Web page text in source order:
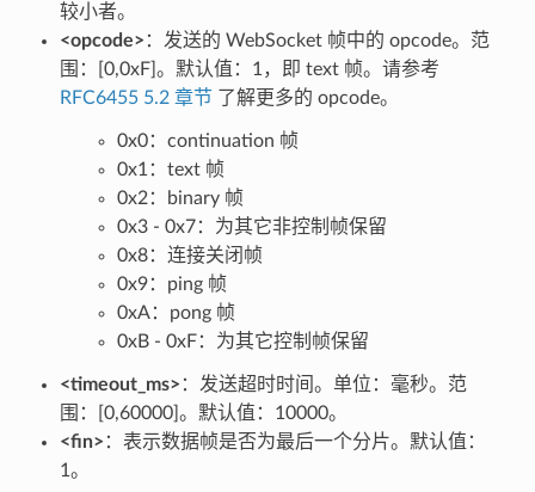
较小者。
<opcode> ：发送的 WebSocket 帧中的 opcode。范
围：[0,0xF]。默认值：1，即 text 帧。请参考
RFC6455 5.2 章节 了解更多的 opcode。
0x0：continuation 帧
0x1：text 帧
0x2：binary 帧
0x3 - 0x7：为其它非控制帧保留
0x8：连接关闭帧
0x9：ping 帧
0xA：pong 帧
0xB - 0xF：为其它控制帧保留
<timeout_ms> ：发送超时时间。单位：毫秒。范
围：[0,60000]。默认值：10000。
<fin> ：表示数据帧是否为最后一个分片。默认值：
1。